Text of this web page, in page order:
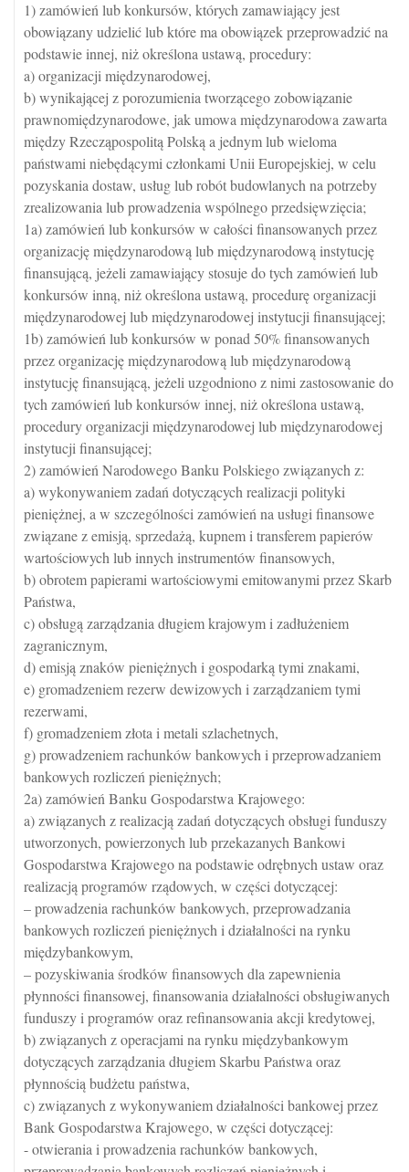
1) zamówień lub konkursów, których zamawiający jest
obowiązany udzielić lub które ma obowiązek przeprowadzić na
podstawie innej, niż określona ustawą, procedury:
a) organizacji międzynarodowej,
b) wynikającej z porozumienia tworzącego zobowiązanie
prawnomiędzynarodowe, jak umowa międzynarodowa zawarta
między Rzecząpospolitą Polską a jednym lub wieloma
państwami niebędącymi członkami Unii Europejskiej, w celu
pozyskania dostaw, usług lub robót budowlanych na potrzeby
zrealizowania lub prowadzenia wspólnego przedsięwzięcia;
1a) zamówień lub konkursów w całości finansowanych przez
organizację międzynarodową lub międzynarodową instytucję
finansującą, jeżeli zamawiający stosuje do tych zamówień lub
konkursów inną, niż określona ustawą, procedurę organizacji
międzynarodowej lub międzynarodowej instytucji finansującej;
1b) zamówień lub konkursów w ponad 50% finansowanych
przez organizację międzynarodową lub międzynarodową
instytucję finansującą, jeżeli uzgodniono z nimi zastosowanie do
tych zamówień lub konkursów innej, niż określona ustawą,
procedury organizacji międzynarodowej lub międzynarodowej
instytucji finansującej;
2) zamówień Narodowego Banku Polskiego związanych z:
a) wykonywaniem zadań dotyczących realizacji polityki
pieniężnej, a w szczególności zamówień na usługi finansowe
związane z emisją, sprzedażą, kupnem i transferem papierów
wartościowych lub innych instrumentów finansowych,
b) obrotem papierami wartościowymi emitowanymi przez Skarb
Państwa,
c) obsługą zarządzania długiem krajowym i zadłużeniem
zagranicznym,
d) emisją znaków pieniężnych i gospodarką tymi znakami,
e) gromadzeniem rezerw dewizowych i zarządzaniem tymi
rezerwami,
f) gromadzeniem złota i metali szlachetnych,
g) prowadzeniem rachunków bankowych i przeprowadzaniem
bankowych rozliczeń pieniężnych;
2a) zamówień Banku Gospodarstwa Krajowego:
a) związanych z realizacją zadań dotyczących obsługi funduszy
utworzonych, powierzonych lub przekazanych Bankowi
Gospodarstwa Krajowego na podstawie odrębnych ustaw oraz
realizacją programów rządowych, w części dotyczącej:
– prowadzenia rachunków bankowych, przeprowadzania
bankowych rozliczeń pieniężnych i działalności na rynku
międzybankowym,
– pozyskiwania środków finansowych dla zapewnienia
płynności finansowej, finansowania działalności obsługiwanych
funduszy i programów oraz refinansowania akcji kredytowej,
b) związanych z operacjami na rynku międzybankowym
dotyczących zarządzania długiem Skarbu Państwa oraz
płynnością budżetu państwa,
c) związanych z wykonywaniem działalności bankowej przez
Bank Gospodarstwa Krajowego, w części dotyczącej:
- otwierania i prowadzenia rachunków bankowych,